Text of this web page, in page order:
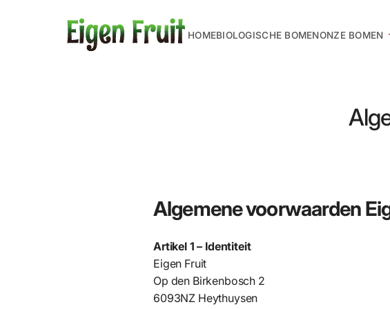
HOMEBIOLOGISCHE BOMENONZE BOMEN
Algemene voorwaarden
Artikel 1 – Identiteit
Eigen Fruit
Op den Birkenbosch 2
6093NZ Heythuysen